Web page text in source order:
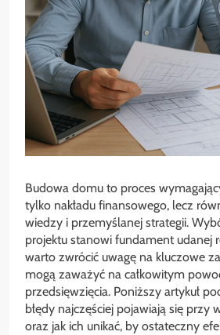
Budowa domu to proces
tylko nakładu finansowego, lecz
wiedzy i przemyślanej strategii.
projektu stanowi fundament udanej
warto zwrócić uwagę na kluczowe
mogą zaważyć na całkowitym
przedsięwzięcia. Poniższy artykuł
błędy najczęściej pojawiają się przy
oraz jak ich unikać, by ostateczny